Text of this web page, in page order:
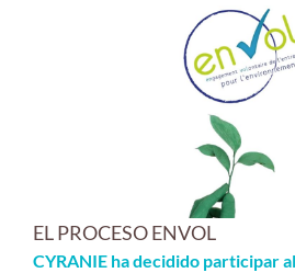
EL PROCESO ENVOL
CYRANIE ha decidido participar